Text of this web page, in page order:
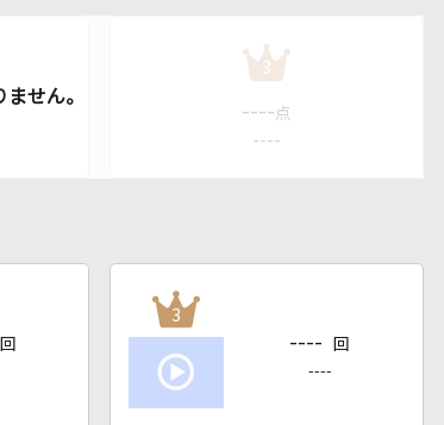
3
---- 点
----
回
3
---- 回
----